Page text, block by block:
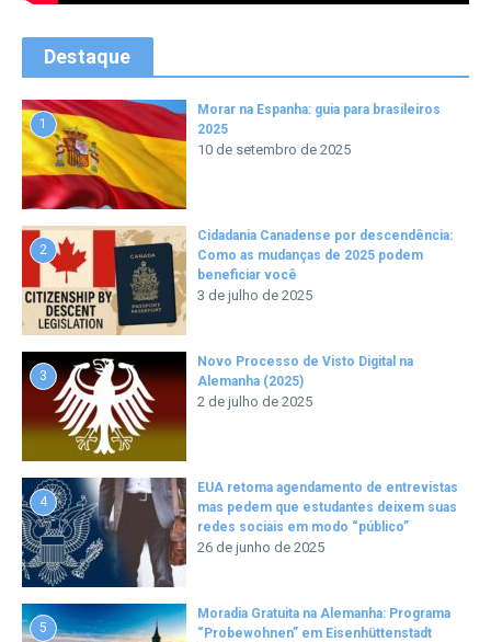
Destaque
1
Morar na Espanha: guia para brasileiros
2025
10 de setembro de 2025
2
Cidadania Canadense por descendência:
Como as mudanças de 2025 podem
beneficiar você
3 de julho de 2025
3
Novo Processo de Visto Digital na
Alemanha (2025)
2 de julho de 2025
4
EUA retoma agendamento de entrevistas
mas pedem que estudantes deixem suas
redes sociais em modo “público”
26 de junho de 2025
5
Moradia Gratuita na Alemanha: Programa
“Probewohnen” em Eisenhüttenstadt